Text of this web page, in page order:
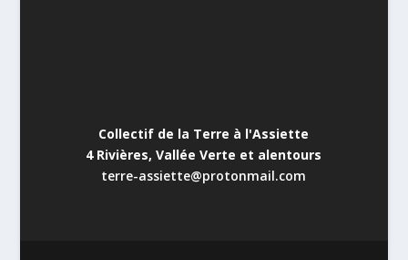
Collectif de la Terre à l'Assiette
4 Rivières, Vallée Verte et alentours
terre-assiette@protonmail.com